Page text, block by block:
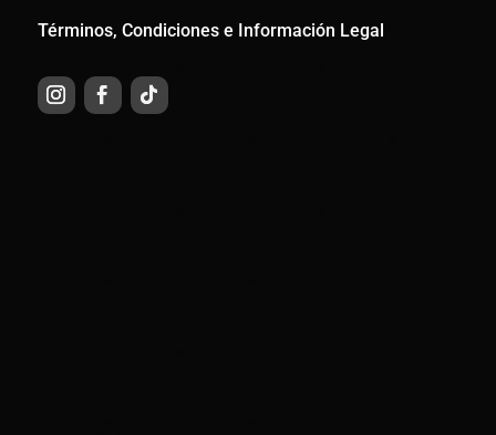
Términos, Condiciones e Información Legal